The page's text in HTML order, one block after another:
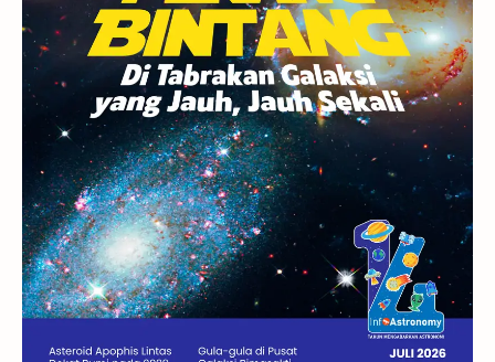
Astrofotografi
Stasiun Luar Angkasa Internasional
Gugus Bintang Menarik Dibaca
Venus Pluto Galaksi Kerdil
Gambar Harian Titan
Bintang Neutron Hubble Tips